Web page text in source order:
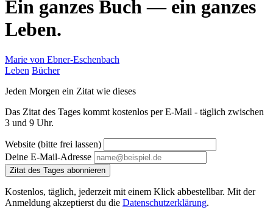
Ein ganzes Buch — ein ganzes
Leben.
Marie von Ebner-Eschenbach
Leben Bücher
Jeden Morgen ein Zitat wie dieses
Das Zitat des Tages kommt kostenlos per E-Mail - täglich zwischen
3 und 9 Uhr.
Website (bitte frei lassen)
Deine E-Mail-Adresse
Zitat des Tages abonnieren
Kostenlos, täglich, jederzeit mit einem Klick abbestellbar. Mit der
Anmeldung akzeptierst du die Datenschutzerklärung.